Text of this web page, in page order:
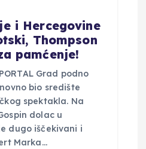
i Hercegovine
Thompson
pamćenje!
Grad podno
bio središte
spektakla. Na
dolac u
dugo iščekivani i
Marka…